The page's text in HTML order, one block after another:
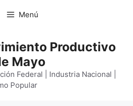
Menú
Productivo
Mayo
Federal | Industria Nacional |
Popular